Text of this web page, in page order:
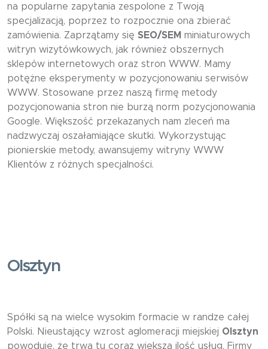
na popularne zapytania zespolone z Twoją
specjalizacją, poprzez to rozpocznie ona zbierać
zamówienia. Zaprzątamy się SEO/SEM miniaturowych
witryn wizytówkowych, jak również obszernych
sklepów internetowych oraz stron WWW. Mamy
potężne eksperymenty w pozycjonowaniu serwisów
WWW. Stosowane przez naszą firmę metody
pozycjonowania stron nie burzą norm pozycjonowania
Google. Większość przekazanych nam zleceń ma
nadzwyczaj oszałamiające skutki. Wykorzystując
pionierskie metody, awansujemy witryny WWW
Klientów z różnych specjalności.
Olsztyn
Spółki są na wielce wysokim formacie w randze całej
Polski. Nieustający wzrost aglomeracji miejskiej Olsztyn
powoduje, że trwa tu coraz większa ilość usług. Firmy